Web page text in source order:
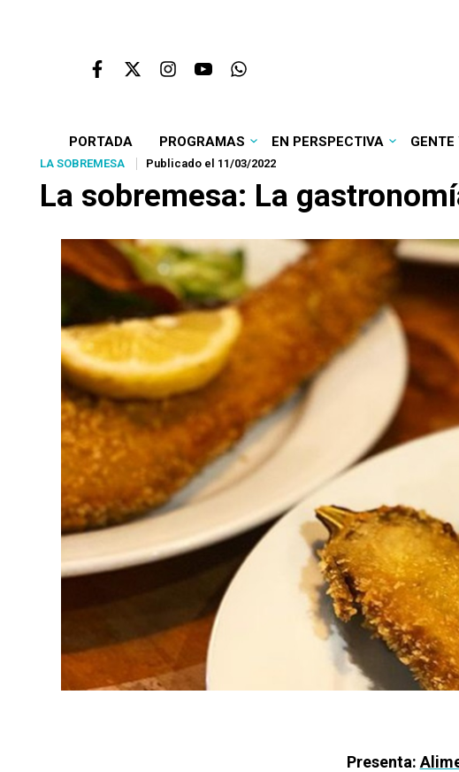
PORTADA PROGRAMAS EN PERSPECTIVA GENTE
LA SOBREMESA Publicado el 11/03/2022
La sobremesa: La
Presenta: